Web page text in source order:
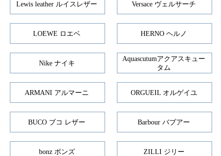
Lewis leather ルイスレザー Versace ヴェルサーチ
LOEWE ロエベ HERNO ヘルノ
Nike ナイキ
Aquascutumアクアスキュー
タム
ARMANI アルマーニ ORGUEIL オルゲイユ
BUCO ブコ レザー Barbour バブアー
bonz ボンズ ZILLI ジリー